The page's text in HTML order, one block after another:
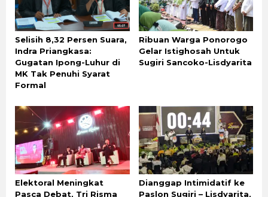
Selisih 8,32 Persen Suara,
Indra Priangkasa:
Gugatan Ipong-Luhur di
MK Tak Penuhi Syarat
Formal
Ribuan Warga Ponorogo
Gelar Istighosah Untuk
Sugiri Sancoko-Lisdyarita
Elektoral Meningkat
Pasca Debat, Tri Risma
Dianggap Intimidatif ke
Paslon Sugiri – Lisdyarita,